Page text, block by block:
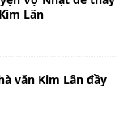
Lân
văn Kim Lân đầy